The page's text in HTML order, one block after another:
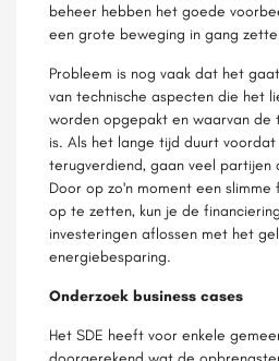
beheer hebben het goede
een grote beweging in gang
Probleem is nog vaak dat het
van technische aspecten die het
worden opgepakt en waarvan de
is. Als het lange tijd duurt
terugverdiend, gaan veel partijen
Door op zo'n moment een
op te zetten, kun je de
investeringen aflossen met het
energiebesparing.
Onderzoek business cases
Het SDE heeft voor enkele